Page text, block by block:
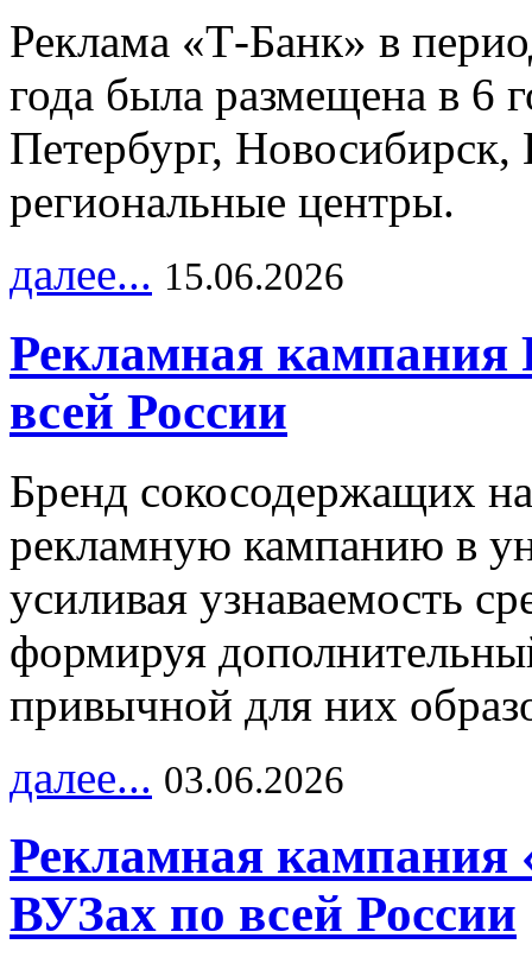
Реклама «Т-Банк» в
года была размещена в 6
Петербург,
региональные центры.
далее... 15.06.2026
Рекламная
всей России
Бренд сокосодержащих
рекламную кампанию в
усиливая узнаваемость
формируя
привычной для них
далее... 03.06.2026
Рекламная кампания
ВУЗах по всей России